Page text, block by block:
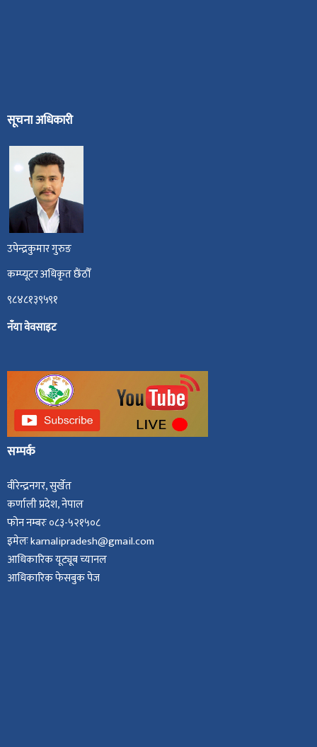
सूचना अधिकारी
उपेन्द्रकुमार गुरुङ
कम्प्यूटर अधिकृत छैंठौँ
९८४८१३९५९१
नँया वेवसाइट
सम्पर्क
वीरेन्द्रनगर, सुर्खेत
कर्णाली प्रदेश, नेपाल
फोन नम्बरः ०८३-५२१५०८
इमेलः karnalipradesh@gmail.com
आधिकारिक यूट्यूब च्यानल
आधिकारिक फेसबुक पेज